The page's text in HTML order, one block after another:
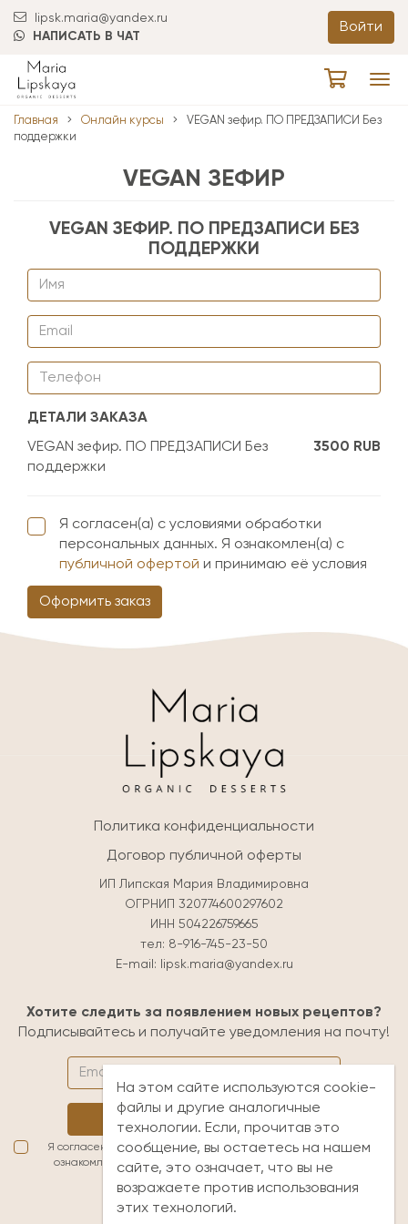
lipsk.maria@yandex.ru
НАПИСАТЬ В ЧАТ
Войти
Главная Онлайн курсы
VEGAN зефир. ПО ПРЕДЗАПИСИ Без
поддержки
VEGAN ЗЕФИР
VEGAN ЗЕФИР. ПО ПРЕДЗАПИСИ БЕЗ
ПОДДЕРЖКИ
ДЕТАЛИ ЗАКАЗА
VEGAN зефир. ПО ПРЕДЗАПИСИ Без
поддержки
3500 RUB
Я согласен(а) с условиями обработки
персональных данных. Я ознакомлен(а) с
публичной офертой и принимаю её условия
Оформить заказ
Политика конфиденциальности
Договор публичной оферты
ИП Липская Мария Владимировна
ОГРНИП 320774600297602
ИНН 504226759665
тел: 8-916-745-23-50
E-mail:
lipsk.maria@yandex.ru
Хотите следить за появлением новых рецептов?
Подписывайтесь и получайте уведомления на почту!
Подписаться
Я согласен(а) с условиями обработки персональных данных. Я
ознакомлен(а) спубличной офертой и принимаю её условия
lipsk.maria@yandex.ru
На этом сайте используются cookie-
файлы и другие аналогичные
технологии. Если, прочитав это
сообщение, вы остаетесь на нашем
сайте, это означает, что вы не
возражаете против использования
этих технологий.